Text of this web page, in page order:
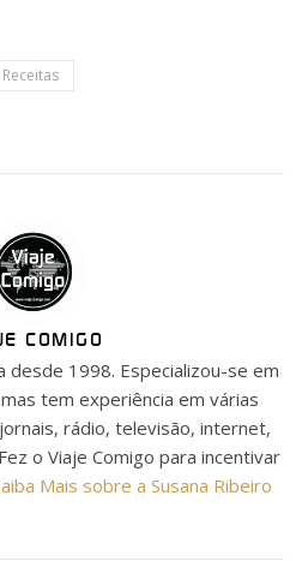
Receitas
COMIGO
desde 1998. Especializou-se em
tem experiência em várias
rádio, televisão, internet,
o Viaje Comigo para incentivar
Mais sobre a Susana Ribeiro